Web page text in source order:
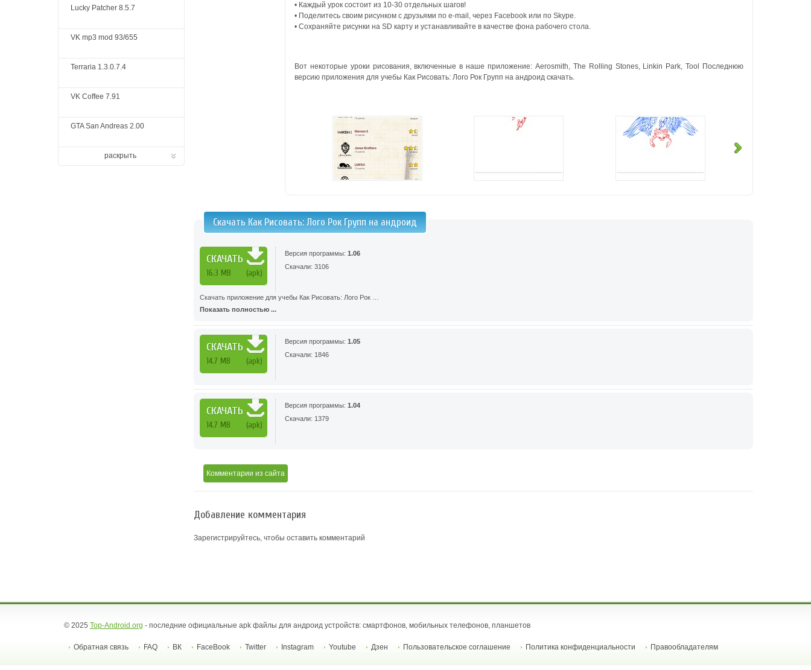
• Каждый урок состоит из 10-30 отдельных шагов!
• Поделитесь своим рисунком с друзьями по e-mail, через Facebook или по Skype.
• Сохраняйте рисунки на SD карту и устанавливайте в качестве фона рабочего стола.
Вот некоторые уроки рисования, включенные в наше приложение: Aerosmith, The Rolling Stones, Linkin Park, Tool Последнюю
версию приложения для учебы Как Рисовать: Лого Рок Групп на андроид скачать.
Скачать Как Рисовать: Лого Рок Групп на андроид
СКАЧАТЬ
16.3 MB (apk)
Версия программы: 1.06
Скачали: 3106
Скачать приложение для учебы Как Рисовать: Лого Рок …
Показать полностью ...
СКАЧАТЬ
14.7 MB (apk)
Версия программы: 1.05
Скачали: 1846
СКАЧАТЬ
14.7 MB (apk)
Версия программы: 1.04
Скачали: 1379
Комментарии из сайта
Добавление комментария
Зарегистрируйтесь, чтобы оставить комментарий
Lucky Patcher 8.5.7
VK mp3 mod 93/655
Terraria 1.3.0.7.4
VK Coffee 7.91
GTA San Andreas 2.00
раскрыть
© 2025 Top-Android.org - последние официальные apk файлы для андроид устройств: смартфонов, мобильных телефонов, планшетов
Обратная связь FAQ ВК FaceBook Twitter Instagram Youtube Дзен Пользовательское соглашение Политика конфиденциальности Правообладателям